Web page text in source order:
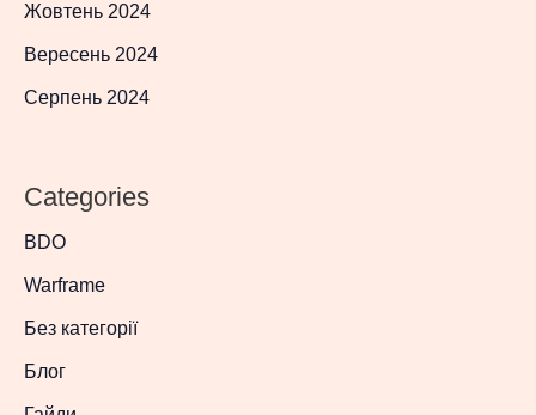
Жовтень 2024
Вересень 2024
Серпень 2024
Categories
BDO
Warframe
Без категорії
Блог